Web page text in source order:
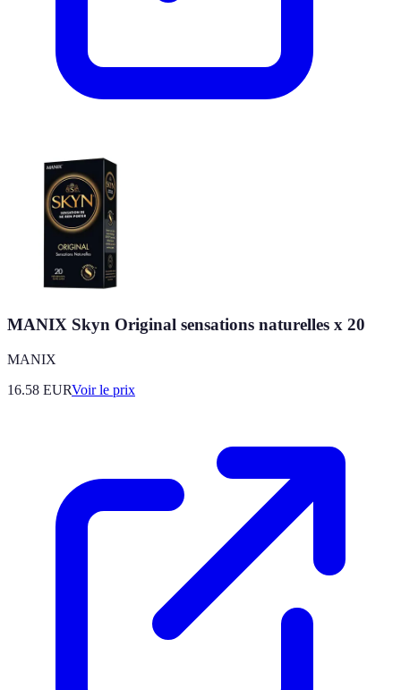
MANIX Skyn Original sensations naturelles x 20
MANIX
16.58 EURVoir le prix